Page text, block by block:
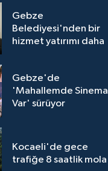
Gebze
Belediyesi'nden bir
hizmet yatırımı daha
Gebze'de
'Mahallemde Sinema
Var' sürüyor
Kocaeli'de gece
trafiğe 8 saatlik mola